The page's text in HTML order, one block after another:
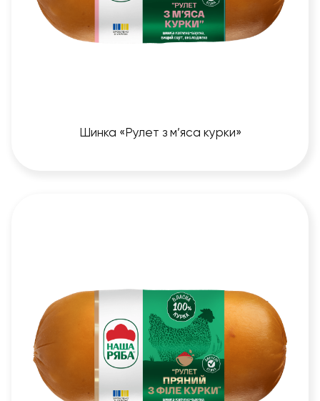
Шинка «Рулет з м’яса курки»